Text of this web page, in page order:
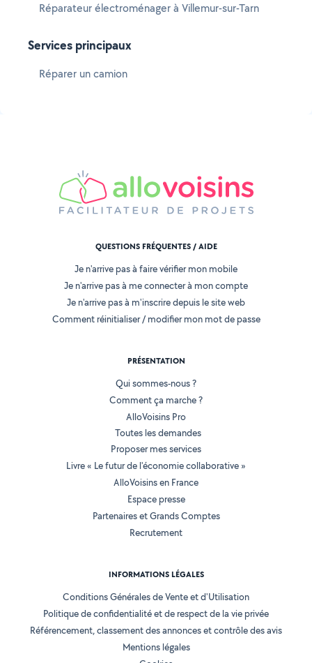
Réparateur électroménager à Villemur-sur-Tarn
Services principaux
Réparer un camion
QUESTIONS FRÉQUENTES / AIDE
Je n'arrive pas à faire vérifier mon mobile
Je n'arrive pas à me connecter à mon compte
Je n'arrive pas à m'inscrire depuis le site web
Comment réinitialiser / modifier mon mot de passe
PRÉSENTATION
Qui sommes-nous ?
Comment ça marche ?
AlloVoisins Pro
Toutes les demandes
Proposer mes services
Livre « Le futur de l'économie collaborative »
AlloVoisins en France
Espace presse
Partenaires et Grands Comptes
Recrutement
INFORMATIONS LÉGALES
Conditions Générales de Vente et d'Utilisation
Politique de confidentialité et de respect de la vie privée
Référencement, classement des annonces et contrôle des avis
Mentions légales